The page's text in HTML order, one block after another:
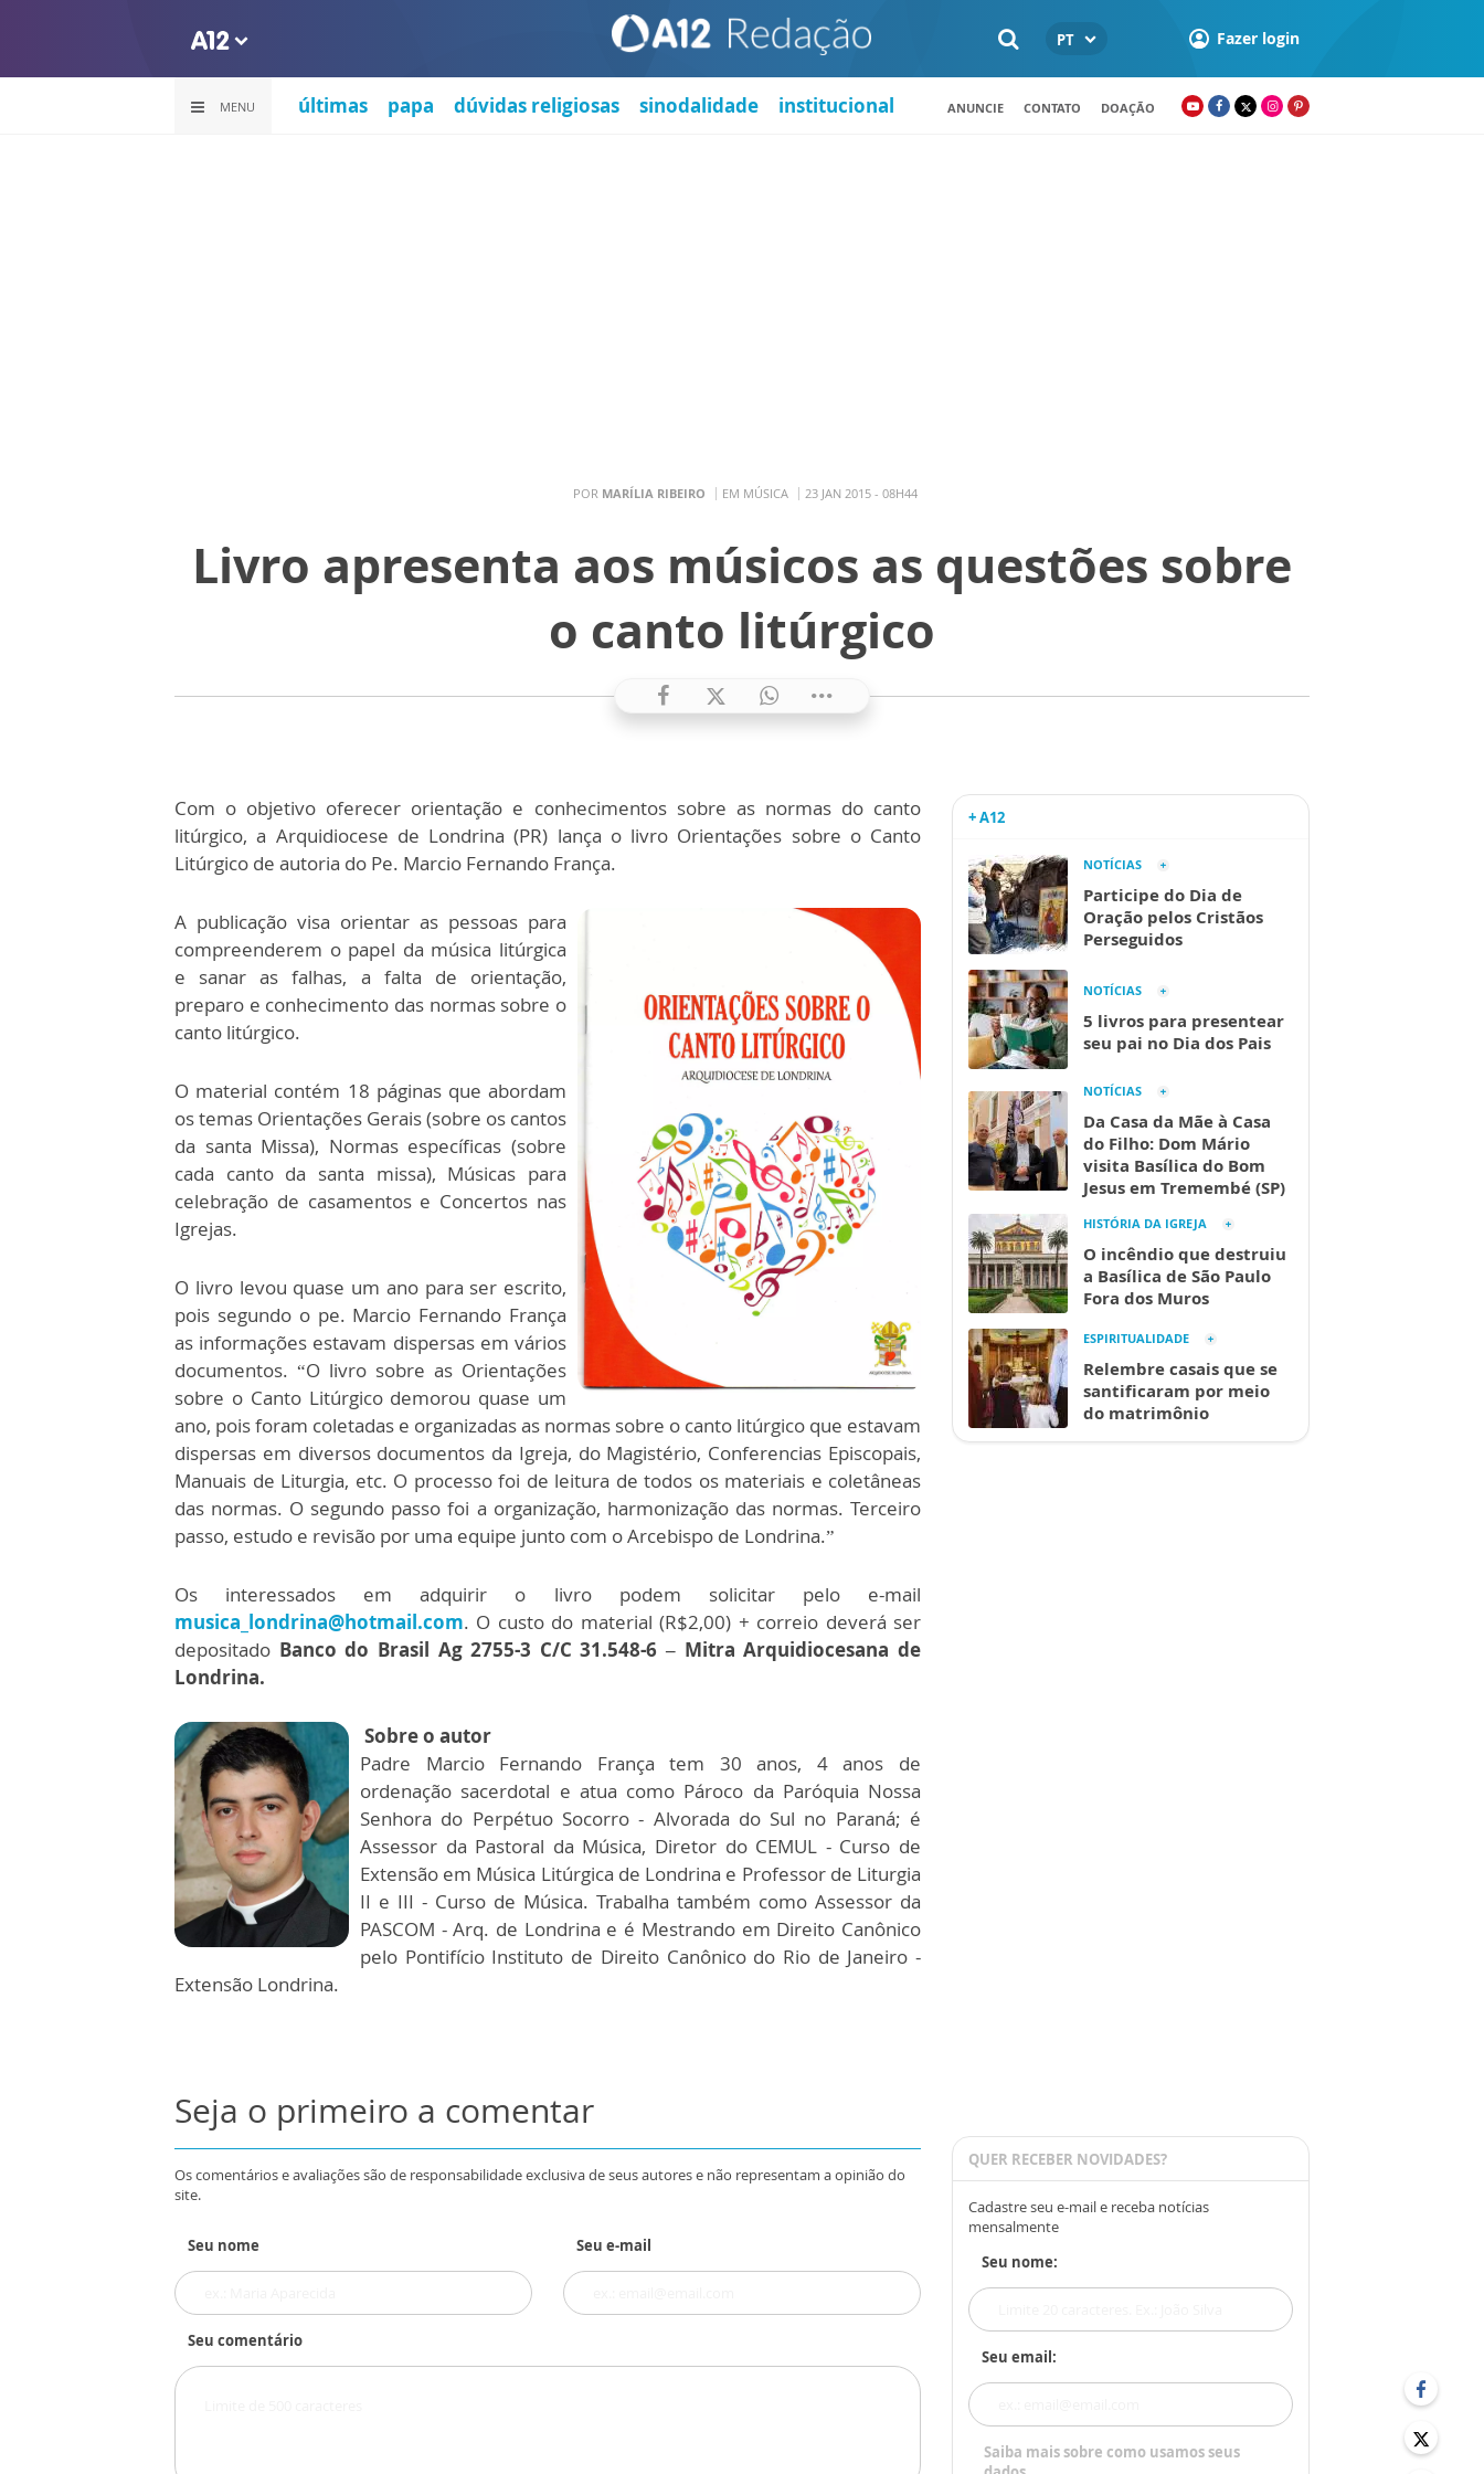
PT Fazer login
MENU últimas papa dúvidas religiosas sinodalidade institucional ANUNCIE CONTATO DOAÇÃO
POR MARÍLIA RIBEIRO EM MÚSICA 23 JAN 2015 - 08H44
Livro apresenta aos músicos as questões sobre
o canto litúrgico
Com o objetivo oferecer orientação e conhecimentos sobre as normas do canto
litúrgico, a Arquidiocese de Londrina (PR) lança o livro Orientações sobre o Canto
Litúrgico de autoria do Pe. Marcio Fernando França.
A publicação visa orientar as pessoas para
compreenderem o papel da música litúrgica
e sanar as falhas, a falta de orientação,
preparo e conhecimento das normas sobre o
canto litúrgico.
O material contém 18 páginas que abordam
os temas Orientações Gerais (sobre os cantos
da santa Missa), Normas específicas (sobre
cada canto da santa missa), Músicas para
celebração de casamentos e Concertos nas
Igrejas.
O livro levou quase um ano para ser escrito,
pois segundo o pe. Marcio Fernando França
as informações estavam dispersas em vários
documentos. “O livro sobre as Orientações
sobre o Canto Litúrgico demorou quase um
ano, pois foram coletadas e organizadas as normas sobre o canto litúrgico que estavam
dispersas em diversos documentos da Igreja, do Magistério, Conferencias Episcopais,
Manuais de Liturgia, etc. O processo foi de leitura de todos os materiais e coletâneas
das normas. O segundo passo foi a organização, harmonização das normas. Terceiro
passo, estudo e revisão por uma equipe junto com o Arcebispo de Londrina.”
Os interessados em adquirir o livro podem solicitar pelo e-mail
musica_londrina@hotmail.com. O custo do material (R$2,00) + correio deverá ser
depositado Banco do Brasil Ag 2755-3 C/C 31.548-6 – Mitra Arquidiocesana de
Londrina.
Sobre o autor
Padre Marcio Fernando França tem 30 anos, 4 anos de
ordenação sacerdotal e atua como Pároco da Paróquia Nossa
Senhora do Perpétuo Socorro - Alvorada do Sul no Paraná; é
Assessor da Pastoral da Música, Diretor do CEMUL - Curso de
Extensão em Música Litúrgica de Londrina e Professor de Liturgia
II e III - Curso de Música. Trabalha também como Assessor da
PASCOM - Arq. de Londrina e é Mestrando em Direito Canônico
pelo Pontifício Instituto de Direito Canônico do Rio de Janeiro -
Extensão Londrina.
Seja o primeiro a comentar
Os comentários e avaliações são de responsabilidade exclusiva de seus autores e não representam a opinião do
site.
Seu nome Seu e-mail
Seu comentário
+ A12
NOTÍCIAS
Participe do Dia de
Oração pelos Cristãos
Perseguidos
NOTÍCIAS
5 livros para presentear
seu pai no Dia dos Pais
NOTÍCIAS
Da Casa da Mãe à Casa
do Filho: Dom Mário
visita Basílica do Bom
Jesus em Tremembé (SP)
HISTÓRIA DA IGREJA
O incêndio que destruiu
a Basílica de São Paulo
Fora dos Muros
ESPIRITUALIDADE
Relembre casais que se
santificaram por meio
do matrimônio
QUER RECEBER NOVIDADES?
Cadastre seu e-mail e receba notícias
mensalmente
Seu nome:
Seu email:
Saiba mais sobre como usamos seus